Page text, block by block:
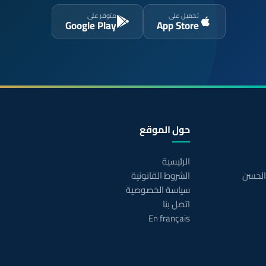
تحميل على
App Store
متوفر على
Google Play
حول الموقع
الرئيسية
الشروط القانونية
سياسة الخصوصية
اتصل بنا
En français